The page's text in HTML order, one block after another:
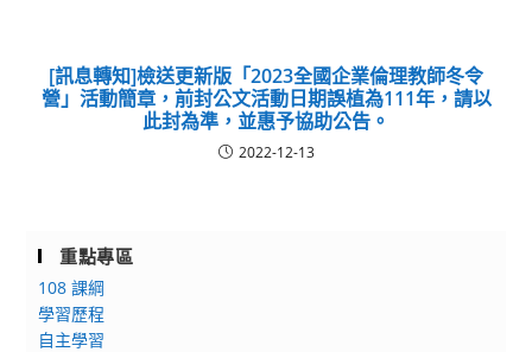
[訊息轉知]檢送更新版「2023全國企業倫理教師冬令
營」活動簡章，前封公文活動日期誤植為111年，請以
此封為準，並惠予協助公告。
2022-12-13
重點專區
108 課綱
學習歷程
自主學習